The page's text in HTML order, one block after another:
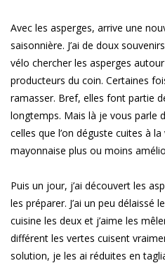
Avec les asperges, arrive une
saisonnière. J’ai de doux
vélo chercher les asperges
producteurs du coin. Certaines
ramasser. Bref, elles font partie
longtemps. Mais là je vous parle
celles que l’on déguste cuites à
mayonnaise plus ou moins
Puis un jour, j’ai découvert les
les préparer. J’ai un peu délaissé
cuisine les deux et j’aime les
différent les vertes cuisent
solution, je les ai réduites en